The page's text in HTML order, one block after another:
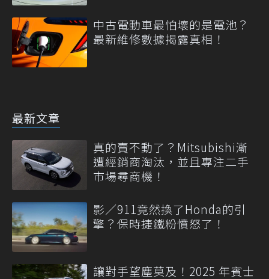
中古電動車最怕壞的是電池？
最新維修數據揭露真相！
最新文章
真的賣不動了？Mitsubishi漸
遭經銷商淘汰，並且專注二手
市場尋商機！
影／911竟然換了Honda的引
擎？保時捷鐵粉憤怒了！
讓對手望塵莫及！2025 年賓士